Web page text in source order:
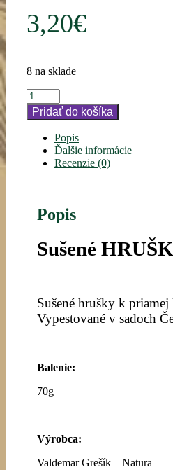
3,20€
8 na sklade
Pridať do košíka
Popis
Ďalšie informácie
Recenzie (0)
Popis
Sušené
Sušené hrušky k
Vypestované v sadoch
Balenie:
70g
Výrobca:
Valdemar Grešík – Natura